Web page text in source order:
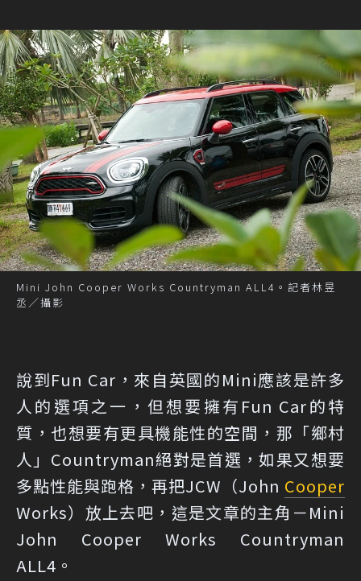
Mini John Cooper Works Countryman ALL4。記者林昱
丞／攝影
說到Fun Car，來自英國的Mini應該是許多
人的選項之一，但想要擁有Fun Car的特
質，也想要有更具機能性的空間，那「鄉村
人」Countryman絕對是首選，如果又想要
多點性能與跑格，再把JCW（John Cooper
Works）放上去吧，這是文章的主角－Mini
John Cooper Works Countryman
ALL4。